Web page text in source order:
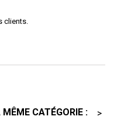
clients.
CATÉGORIE :
>